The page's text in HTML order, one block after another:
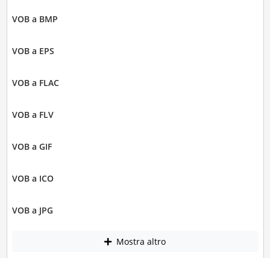
VOB a BMP
VOB a EPS
VOB a FLAC
VOB a FLV
VOB a GIF
VOB a ICO
VOB a JPG
Mostra altro